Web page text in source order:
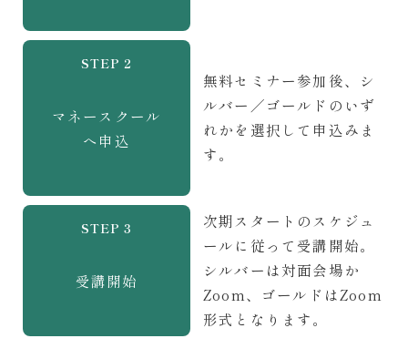
STEP 2
マネースクール
へ申込
無料セミナー参加後、シ
ルバー／ゴールドのいず
れかを選択して申込みま
す。
STEP 3
受講開始
次期スタートのスケジュ
ールに従って受講開始。
シルバーは対面会場か
Zoom、ゴールドはZoom
形式となります。